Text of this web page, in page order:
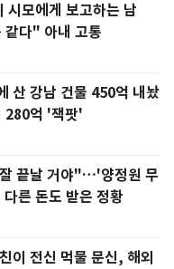
모에게 보고하는 남
다" 아내 고통
산 강남 건물 450억 내놨
280억 '잭팟'
끝날 거야"…'양정원 무
른 돈도 받은 정황
이 전신 먹물 문신, 해외